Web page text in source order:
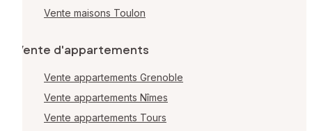
Vente maisons Toulon
Vente d'appartements
Vente appartements Grenoble
Vente appartements Nîmes
Vente appartements Tours